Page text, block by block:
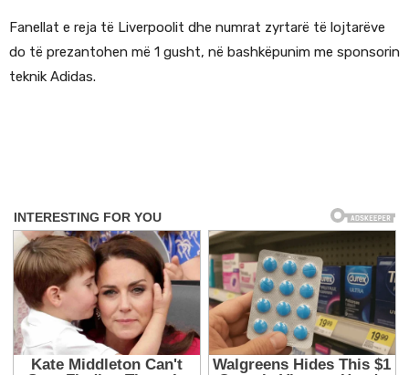
Fanellat e reja të Liverpoolit dhe numrat zyrtarë të lojtarëve
do të prezantohen më 1 gusht, në bashkëpunim me sponsorin
teknik Adidas.